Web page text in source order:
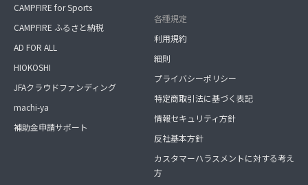
CAMPFIRE for Sports
CAMPFIRE ふるさと納税
AD FOR ALL
HIOKOSHI
JFAクラウドファンディング
machi-ya
補助金申請サポート
各種規定
利用規約
細則
プライバシーポリシー
特定商取引法に基づく表記
情報セキュリティ方針
反社基本方針
カスタマーハラスメントに対する考え
方